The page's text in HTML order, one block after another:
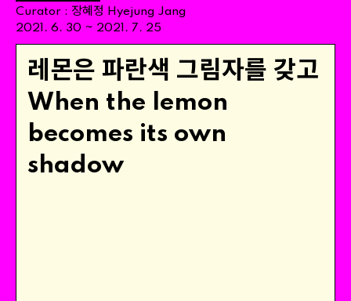
Curator : 장혜정 Hyejung Jang
2021 . 6. 30 ~ 2021 . 7. 25
레몬은 파란색 그림자를 갖고
When the
lemon
becomes its own
shadow